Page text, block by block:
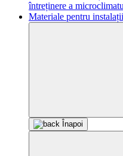
întreținere a
Materiale pentru
Înapoi